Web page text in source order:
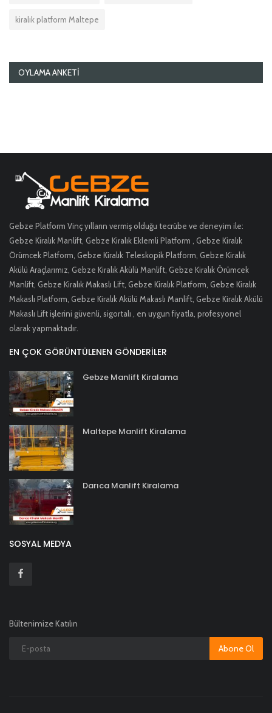
kiralık platform Maltepe
OYLAMA ANKETI
Gebze Platform Vinç yılların vermiş olduğu tecrübe ve deneyim ile:
Gebze Kiralık Manlift, Gebze Kiralık Eklemli Platform , Gebze Kiralık
Örümcek Platform, Gebze Kiralık Teleskopik Platform, Gebze Kiralık
Akülü Araçlarımız, Gebze Kiralık Akülü Manlift, Gebze Kiralık Örümcek
Manlift, Gebze Kiralık Makaslı Lift, Gebze Kiralık Platform, Gebze Kiralık
Makaslı Platform, Gebze Kiralık Akülü Makaslı Manlift, Gebze Kiralık Akülü
Makaslı Lift işlerini güvenli, sigortalı , en uygun fiyatla, profesyonel
olarak yapmaktadır.
EN ÇOK GÖRÜNTÜLENEN GÖNDERILER
Gebze Manlift Kiralama
Maltepe Manlift Kiralama
Darıca Manlift Kiralama
SOSYAL MEDYA
Bültenimize Katılın
Abone Ol